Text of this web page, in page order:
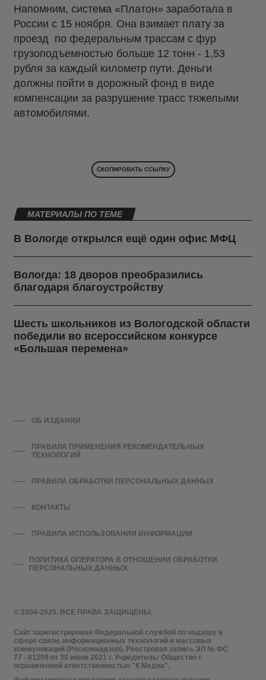
Напомним, система «Платон» заработала в
России с 15 ноября. Она взимает плату за
проезд по федеральным трассам с фур
грузоподъемностью больше 12 тонн - 1,53
рубля за каждый километр пути. Деньги
должны пойти в дорожный фонд в виде
компенсации за разрушение трасс тяжелыми
автомобилями.
СКОПИРОВАТЬ ССЫЛКУ
МАТЕРИАЛЫ ПО ТЕМЕ
В Вологде открылся ещё один офис МФЦ
Вологда: 18 дворов преобразились
благодаря благоустройству
Шесть школьников из Вологодской области
победили во всероссийском конкурсе
«Большая перемена»
© 2004-2025. ВСЕ ПРАВА ЗАЩИЩЕНЫ.
Сайт зарегистрирован Федеральной службой по надзору в
сфере связи, информационных технологий и массовых
коммуникаций (Роскомнадзор). Реестровая запись ЭЛ № ФС
77 - 81209 от 30 июня 2021 г. Учредитель: Общество с
ограниченной ответственностью "К Медиа".
ОБ ИЗДАНИИ
ПРАВИЛА ПРИМЕНЕНИЯ РЕКОМЕНДАТЕЛЬНЫХ
ТЕХНОЛОГИЙ
ПРАВИЛА ОБРАБОТКИ ПЕРСОНАЛЬНЫХ ДАННЫХ
КОНТАКТЫ
ПРАВИЛА ИСПОЛЬЗОВАНИЯ ИНФОРМАЦИИ
ПОЛИТИКА ОПЕРАТОРА В ОТНОШЕНИИ ОБРАБОТКИ
ПЕРСОНАЛЬНЫХ ДАННЫХ